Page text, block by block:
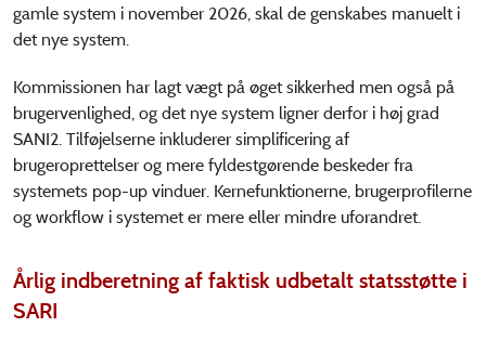
gamle system i november 2026, skal de genskabes manuelt i
det nye system.
Kommissionen har lagt vægt på øget sikkerhed men også på
brugervenlighed, og det nye system ligner derfor i høj grad
SANI2. Tilføjelserne inkluderer simplificering af
brugeroprettelser og mere fyldestgørende beskeder fra
systemets pop-up vinduer. Kernefunktionerne, brugerprofilerne
og workflow i systemet er mere eller mindre uforandret.
Årlig indberetning af faktisk udbetalt statsstøtte i
SARI